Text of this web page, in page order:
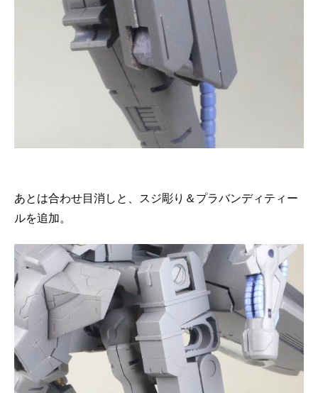
あとは合わせ目消しと、スジ彫り＆プラバンディティー
ルを追加。